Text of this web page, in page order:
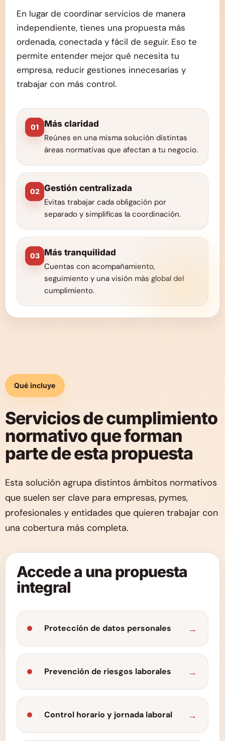
En lugar de coordinar servicios de manera
independiente, tienes una propuesta más
ordenada, conectada y fácil de seguir. Eso te
permite entender mejor qué necesita tu
empresa, reducir gestiones innecesarias y
trabajar con más control.
01
Más claridad
Reúnes en una misma solución distintas
áreas normativas que afectan a tu negocio.
02 Gestión centralizada
Evitas trabajar cada obligación por
separado y simplificas la coordinación.
03
Más tranquilidad
Cuentas con acompañamiento,
seguimiento y una visión más global del
cumplimiento.
Qué incluye
Servicios de cumplimiento
normativo que forman
parte de esta propuesta
Esta solución agrupa distintos ámbitos normativos
que suelen ser clave para empresas, pymes,
profesionales y entidades que quieren trabajar con
una cobertura más completa.
Accede a una propuesta
integral
Protección de datos personales
Prevención de riesgos laborales
Control horario y jornada laboral